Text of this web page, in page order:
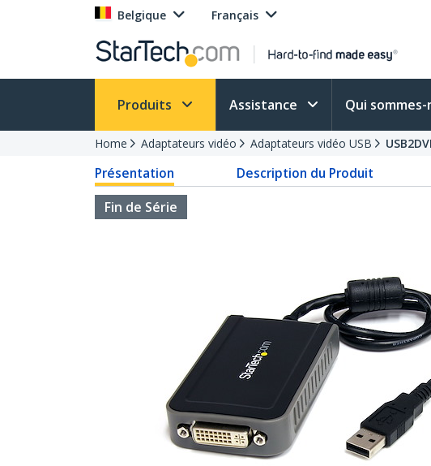
Belgique Français
Produits Assistance Qui sommes-
Home Adaptateurs vidéo Adaptateurs vidéo USB
Présentation Description du Produit
Fin de Série